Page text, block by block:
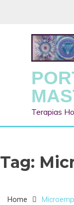
Terapias
Tag:
Home